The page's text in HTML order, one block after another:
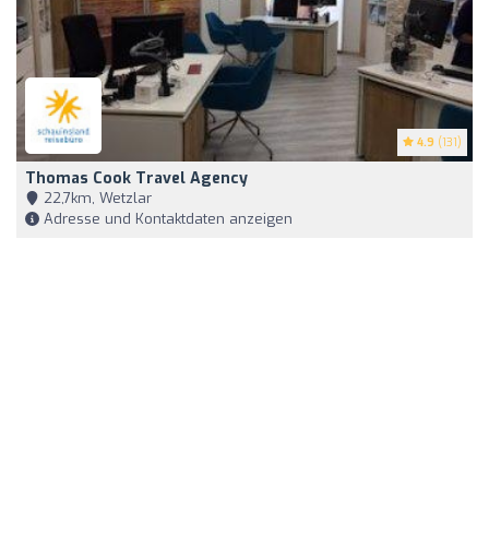
4.9 (131)
Thomas Cook Travel Agency
22,7km, Wetzlar
Adresse und Kontaktdaten anzeigen